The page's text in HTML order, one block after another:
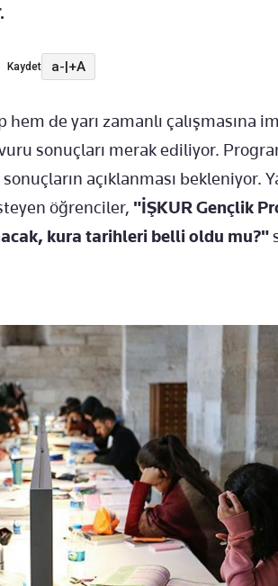
Kaydet a-|+A
de yarı zamanlı çalışmasına
sonuçları merak ediliyor.
açıklanması bekleniyor.
öğrenciler, "İŞKUR Gençlik
kura tarihleri belli oldu mu?"